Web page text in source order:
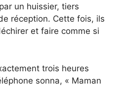
un huissier, tiers
réception. Cette fois, ils
et faire comme si
trois heures
sonna, « Maman